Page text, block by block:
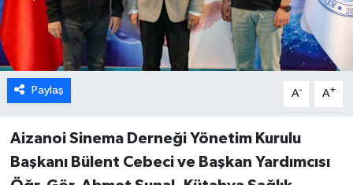
Paylaş A- A+
Aizanoi Sinema Derneği Yönetim Kurulu
Başkanı Bülent Cebeci ve Başkan Yardımcısı
Emet
Foto Galeri
Gediz
Genel
Gündem